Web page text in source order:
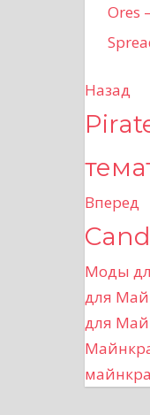
Ores
Н
а
в
и
г
а
ц
и
Назад
Вперед
Моды
для
для